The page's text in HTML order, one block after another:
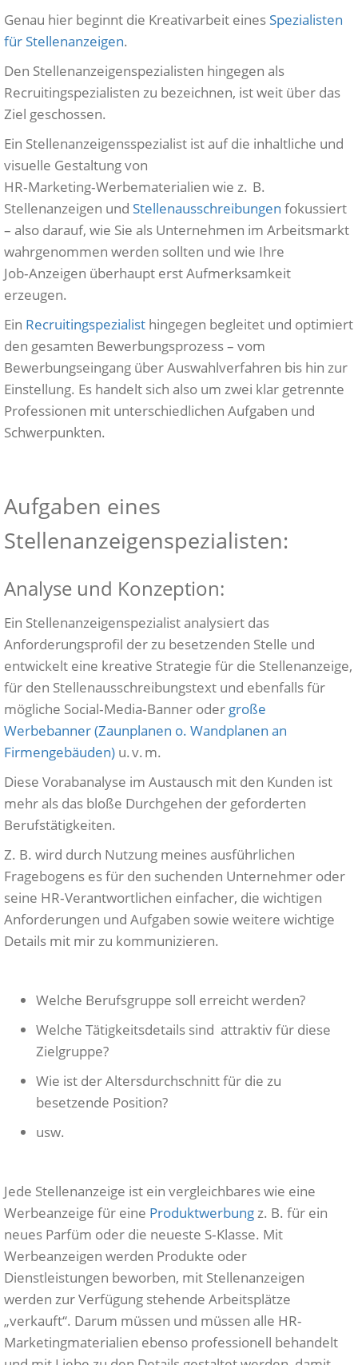
Genau hier beginnt die Kreativarbeit eines Spezialisten
für Stellenanzeigen.
Den Stellenanzeigenspezialisten hingegen als
Recruitingspezialisten zu bezeichnen, ist weit über das
Ziel geschossen.
Ein Stellenanzeigensspezialist ist auf die inhaltliche und
visuelle Gestaltung von
HR‑Marketing‑Werbematerialien wie z. B.
Stellenanzeigen und Stellenausschreibungen fokussiert
– also darauf, wie Sie als Unternehmen im Arbeitsmarkt
wahrgenommen werden sollten und wie Ihre
Job‑Anzeigen überhaupt erst Aufmerksamkeit
erzeugen.
Ein Recruitingspezialist hingegen begleitet und optimiert
den gesamten Bewerbungsprozess – vom
Bewerbungseingang über Auswahlverfahren bis hin zur
Einstellung. Es handelt sich also um zwei klar getrennte
Professionen mit unterschiedlichen Aufgaben und
Schwerpunkten.
Aufgaben eines
Stellenanzeigenspezialisten:
Analyse und Konzeption:
Ein Stellenanzeigenspezialist analysiert das
Anforderungsprofil der zu besetzenden Stelle und
entwickelt eine kreative Strategie für die Stellenanzeige,
für den Stellenausschreibungstext und ebenfalls für
mögliche Social‑Media‑Banner oder große
Werbebanner (Zaunplanen o. Wandplanen an
Firmengebäuden) u. v. m.
Diese Vorabanalyse im Austausch mit den Kunden ist
mehr als das bloße Durchgehen der geforderten
Berufstätigkeiten.
Z. B. wird durch Nutzung meines ausführlichen
Fragebogens es für den suchenden Unternehmer oder
seine HR‑Verantwortlichen einfacher, die wichtigen
Anforderungen und Aufgaben sowie weitere wichtige
Details mit mir zu kommunizieren.
Welche Berufsgruppe soll erreicht werden?
Welche Tätigkeitsdetails sind attraktiv für diese
Zielgruppe?
Wie ist der Altersdurchschnitt für die zu
besetzende Position?
usw.
Jede Stellenanzeige ist ein vergleichbares wie eine
Werbeanzeige für eine Produktwerbung z. B. für ein
neues Parfüm oder die neueste S‑Klasse. Mit
Werbeanzeigen werden Produkte oder
Dienstleistungen beworben, mit Stellenanzeigen
werden zur Verfügung stehende Arbeitsplätze
„verkauft“. Darum müssen und müssen alle HR-
Marketingmaterialien ebenso professionell behandelt